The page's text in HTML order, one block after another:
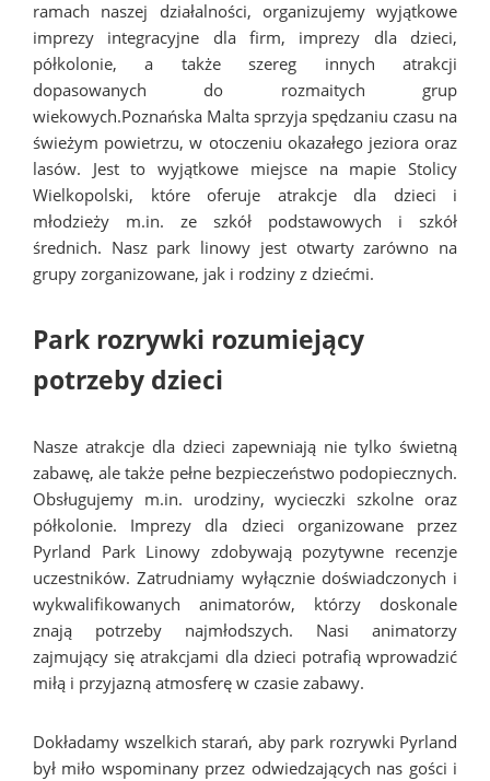
ramach naszej działalności, organizujemy wyjątkowe
imprezy integracyjne dla firm, imprezy dla dzieci,
półkolonie, a także szereg innych atrakcji
dopasowanych do rozmaitych grup
wiekowych.Poznańska Malta sprzyja spędzaniu czasu na
świeżym powietrzu, w otoczeniu okazałego jeziora oraz
lasów. Jest to wyjątkowe miejsce na mapie Stolicy
Wielkopolski, które oferuje atrakcje dla dzieci i
młodzieży m.in. ze szkół podstawowych i szkół
średnich. Nasz park linowy jest otwarty zarówno na
grupy zorganizowane, jak i rodziny z dziećmi.
Park rozrywki rozumiejący
potrzeby dzieci
Nasze atrakcje dla dzieci zapewniają nie tylko świetną
zabawę, ale także pełne bezpieczeństwo podopiecznych.
Obsługujemy m.in. urodziny, wycieczki szkolne oraz
półkolonie. Imprezy dla dzieci organizowane przez
Pyrland Park Linowy zdobywają pozytywne recenzje
uczestników. Zatrudniamy wyłącznie doświadczonych i
wykwalifikowanych animatorów, którzy doskonale
znają potrzeby najmłodszych. Nasi animatorzy
zajmujący się atrakcjami dla dzieci potrafią wprowadzić
miłą i przyjazną atmosferę w czasie zabawy.
Dokładamy wszelkich starań, aby park rozrywki Pyrland
był miło wspominany przez odwiedzających nas gości i